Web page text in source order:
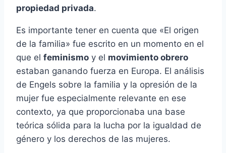
propiedad privada.
Es importante tener en cuenta que «El origen
de la familia» fue escrito en un momento en el
que el feminismo y el movimiento obrero
estaban ganando fuerza en Europa. El análisis
de Engels sobre la familia y la opresión de la
mujer fue especialmente relevante en ese
contexto, ya que proporcionaba una base
teórica sólida para la lucha por la igualdad de
género y los derechos de las mujeres.